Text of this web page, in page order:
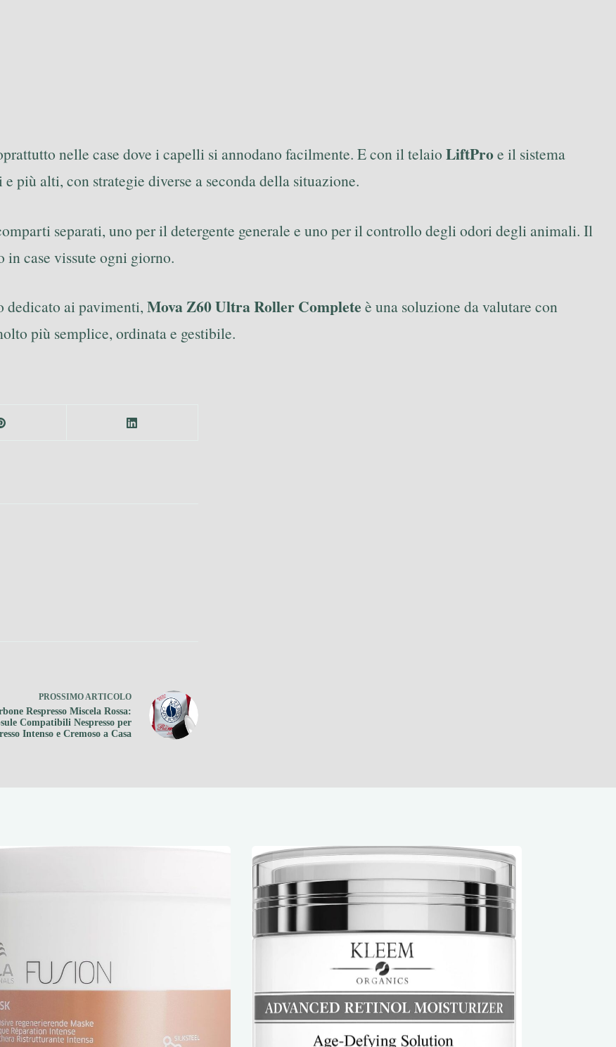
nelle case dove i capelli si annodano facilmente. E con il telaio LiftProe il sistema
più alti, con strategie diverse a seconda della situazione.
separati, uno per il detergente generale e uno per il controllo degli odori degli animali. Il
case vissute ogni giorno.
dedicato ai pavimenti, Mova Z60 Ultra Roller Complete è una soluzione da valutare con
più semplice, ordinata e gestibile.
PROSSIMOARTICOLO
Respresso Miscela Rossa:
Compatibili Nespresso per
Intenso e Cremoso a Casa